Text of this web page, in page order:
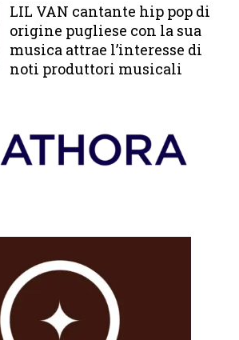
LIL VAN cantante hip pop di
origine pugliese con la sua
musica attrae l’interesse di
noti produttori musicali